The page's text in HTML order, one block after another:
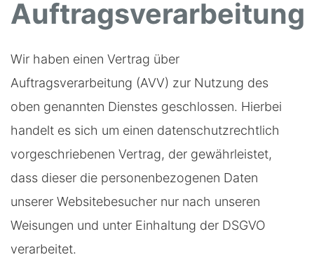
Auftragsverarbeitung
Wir haben einen Vertrag über
Auftragsverarbeitung (AVV) zur Nutzung des
oben genannten Dienstes geschlossen. Hierbei
handelt es sich um einen datenschutzrechtlich
vorgeschriebenen Vertrag, der gewährleistet,
dass dieser die personenbezogenen Daten
unserer Websitebesucher nur nach unseren
Weisungen und unter Einhaltung der DSGVO
verarbeitet.